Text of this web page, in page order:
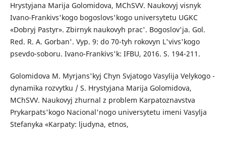
Hrystyjana Marija Golomidova, MChSVV. Naukovyj visnyk
Ivano-Frankivs'kogo bogoslovs'kogo universytetu UGKC
«Dobryj Pastyr». Zbirnyk naukovyh prac'. Bogoslov'ja. Gol.
Red. R. A. Gorban'. Vyp. 9: do 70-tyh rokovyn L'vivs'kogo
psevdo-soboru. Ivano-Frankivs'k: IFBU, 2016. S. 194-211.
Golomidova M. Myrjans'kyj Chyn Svjatogo Vasylija Velykogo -
dynamika rozvytku / S. Hrystyjana Marija Golomidova,
MChSVV. Naukovyj zhurnal z problem Karpatoznavstva
Prykarpats'kogo Nacional'nogo universytetu imeni Vasylja
Stefanyka «Karpaty: ljudyna, etnos,